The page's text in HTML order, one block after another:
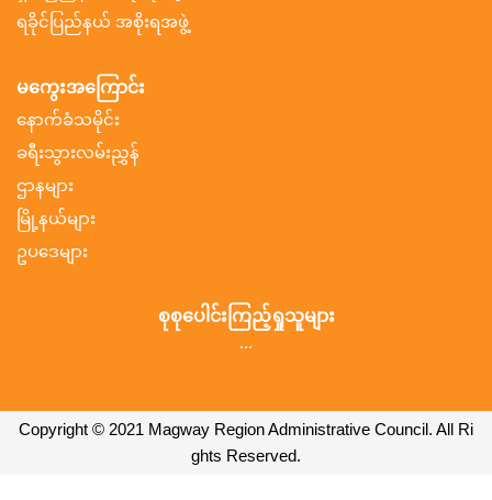
ရခိုင်ပြည်နယ် အစိုးရအဖွဲ့
မကွေးအကြောင်း
နောက်ခံသမိုင်း
ခရီးသွားလမ်းညွှန်
ဌာနများ
မြို့နယ်များ
ဥပဒေများ
စုစုပေါင်းကြည့်ရှုသူများ
...
Copyright © 2021 Magway Region Administrative Council. All Ri
ghts Reserved.